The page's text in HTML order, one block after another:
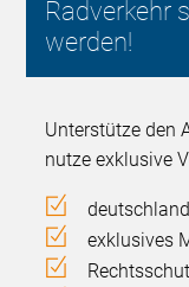
Radverkehr
werden!
Unterstütze den
nutze exklusive
exklusives